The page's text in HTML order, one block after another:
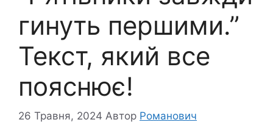
гинуть першими.”
Текст, який все
пояснює!
26 Травня, 2024 Автор Романович